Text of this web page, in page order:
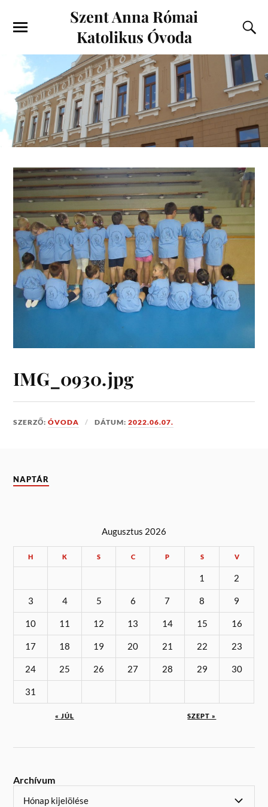
Szent Anna Római
Katolikus Óvoda
IMG_0930.jpg
SZERZŐ:ÓVODA DÁTUM:2022.06.07.
NAPTÁR
Augusztus 2026
H K S C P S V
1 2
3 4 5 6 7 8 9
10 11 12 13 14 15 16
17 18 19 20 21 22 23
24 25 26 27 28 29 30
31
« JÚL SZEPT »
Archívum